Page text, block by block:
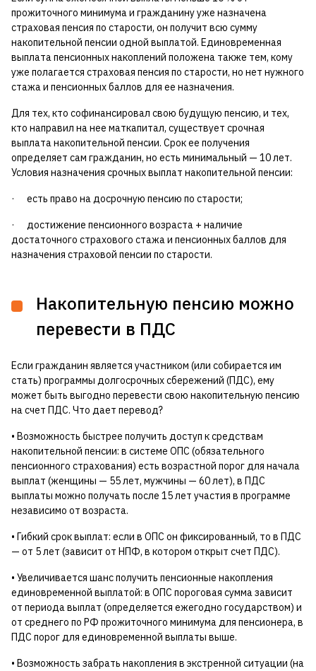
прожиточного минимума и гражданину уже назначена
страховая пенсия по старости, он получит всю сумму
накопительной пенсии одной выплатой. Единовременная
выплата пенсионных накоплений положена также тем, кому
уже полагается страховая пенсия по старости, но нет нужного
стажа и пенсионных баллов для ее назначения.
Для тех, кто софинансировал свою будущую пенсию, и тех,
кто направил на нее маткапитал, существует срочная
выплата накопительной пенсии. Срок ее получения
определяет сам гражданин, но есть минимальный — 10 лет.
Условия назначения срочных выплат накопительной пенсии:
· есть право на досрочную пенсию по старости;
· достижение пенсионного возраста + наличие
достаточного страхового стажа и пенсионных баллов для
назначения страховой пенсии по старости.
Накопительную пенсию можно
перевести в ПДС
Если гражданин является участником (или собирается им
стать) программы долгосрочных сбережений (ПДС), ему
может быть выгодно перевести свою накопительную пенсию
на счет ПДС. Что дает перевод?
• Возможность быстрее получить доступ к средствам
накопительной пенсии: в системе ОПС (обязательного
пенсионного страхования) есть возрастной порог для начала
выплат (женщины — 55 лет, мужчины — 60 лет), в ПДС
выплаты можно получать после 15 лет участия в программе
независимо от возраста.
• Гибкий срок выплат: если в ОПС он фиксированный, то в ПДС
— от 5 лет (зависит от НПФ, в котором открыт счет ПДС).
• Увеличивается шанс получить пенсионные накопления
единовременной выплатой: в ОПС пороговая сумма зависит
от периода выплат (определяется ежегодно государством) и
от среднего по РФ прожиточного минимума для пенсионера, в
ПДС порог для единовременной выплаты выше.
• Возможность забрать накопления в экстренной ситуации (на